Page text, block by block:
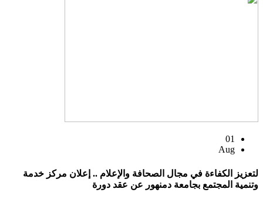
01
Aug
لتعزيز الكفاءة في مجال الصحافة والإعلام .. إعلان مركز خدمة
وتنمية المجتمع بجامعة دمنهور عن عقد دورة